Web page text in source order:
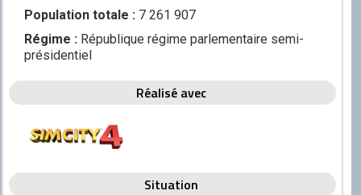
Population totale : 7 261 907
Régime : République régime parlementaire semi-
présidentiel
Réalisé avec
Situation